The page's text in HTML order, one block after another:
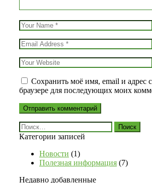
Сохранить моё имя, email и адрес
браузере для последующих моих
Найти:
Категории записей
Новости (1)
Полезная информация (7)
Недавно добавленные